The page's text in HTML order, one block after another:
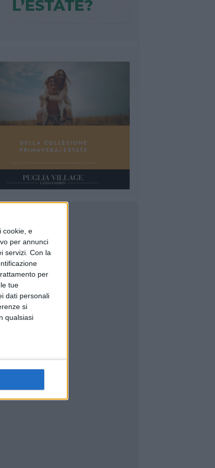
cookie, e
per annunci
servizi. Con la
per
tue
dati personali
si
qualsiasi